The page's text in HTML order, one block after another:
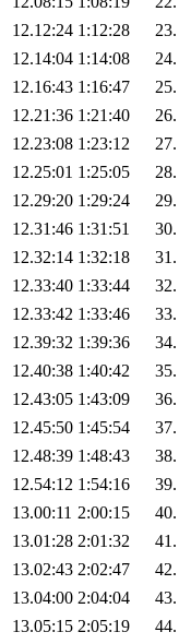
12.12:24 1:12:28 23.
12.14:04 1:14:08 24.
12.16:43 1:16:47 25.
12.21:36 1:21:40 26.
12.23:08 1:23:12 27.
12.25:01 1:25:05 28.
12.29:20 1:29:24 29.
12.31:46 1:31:51 30.
12.32:14 1:32:18 31.
12.33:40 1:33:44 32.
12.33:42 1:33:46 33.
12.39:32 1:39:36 34.
12.40:38 1:40:42 35.
12.43:05 1:43:09 36.
12.45:50 1:45:54 37.
12.48:39 1:48:43 38.
12.54:12 1:54:16 39.
13.00:11 2:00:15 40.
13.01:28 2:01:32 41.
13.02:43 2:02:47 42.
13.04:00 2:04:04 43.
13.05:15 2:05:19 44.